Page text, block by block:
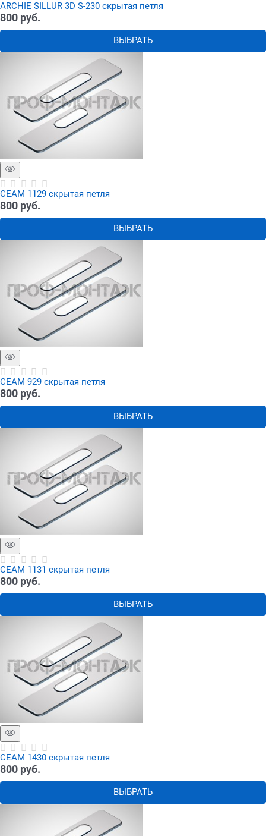
ARCHIE SILLUR 3D S-230 скрытая петля
800 руб.
ВЫБРАТЬ
СЕАМ 1129 скрытая петля
800 руб.
ВЫБРАТЬ
СЕАМ 929 скрытая петля
800 руб.
ВЫБРАТЬ
СЕАМ 1131 скрытая петля
800 руб.
ВЫБРАТЬ
СЕАМ 1430 скрытая петля
800 руб.
ВЫБРАТЬ